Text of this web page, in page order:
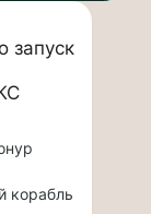
запуск
корабль